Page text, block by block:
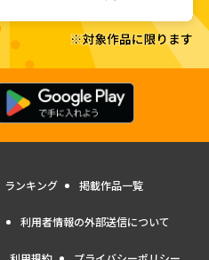
ランキング 掲載作品一覧
利用者情報の外部送信について